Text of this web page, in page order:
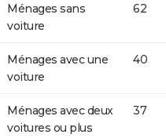
Ménages sans
voiture
62
Ménages avec une
voiture
40
Ménages avec deux
voitures ou plus
37